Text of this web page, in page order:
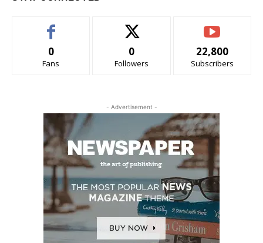
0
Fans
0
Followers
22,800
Subscribers
- Advertisement -